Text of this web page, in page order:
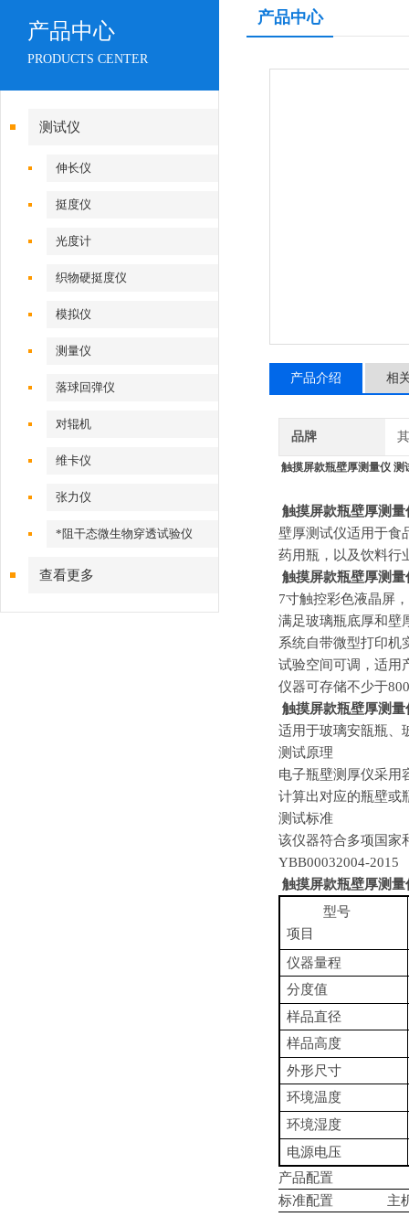
产品中心
PRODUCTS CENTER
测试仪
伸长仪
挺度仪
光度计
织物硬挺度仪
模拟仪
测量仪
落球回弹仪
对辊机
维卡仪
张力仪
*阻干态微生物穿透试验仪
查看更多
产品中心
产品介绍 相
品牌
触摸屏款瓶壁厚测量仪 测
触摸屏款瓶壁厚测
壁厚测试仪适用于食
药用瓶，以及饮料行
触摸屏款瓶壁厚测
7寸触控彩色液晶屏
满足玻璃瓶底厚和壁
系统自带微型打印机
试验空间可调，适用
仪器可存储不少于800
触摸屏款瓶壁厚测
适用于玻璃安瓿瓶、
测试原理
电子瓶壁测厚仪采用
计算出对应的瓶壁或
测试标准
该仪器符合多项国家
YBB00032004-2015
触摸屏款瓶壁厚测
型号
项目
仪器量程
分度值
样品直径
样品高度
外形尺寸
环境温度
环境湿度
电源电压
产品配置
标准配置
主